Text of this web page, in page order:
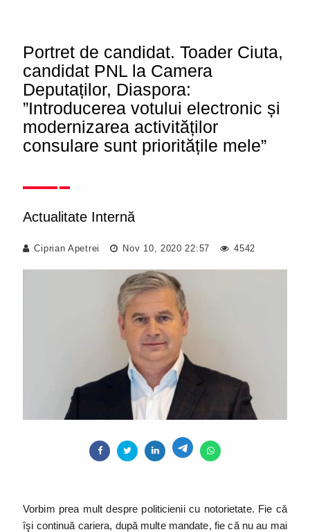
Portret de candidat. Toader Ciuta,
candidat PNL la Camera
Deputaților, Diaspora:
”Introducerea votului electronic și
modernizarea activităților
consulare sunt prioritățile mele”
Actualitate Internă
Ciprian Apetrei Nov 10, 2020 22:57 4542
Vorbim prea mult despre politicienii cu notorietate. Fie că
îşi continuă cariera, după multe mandate, fie că nu au mai